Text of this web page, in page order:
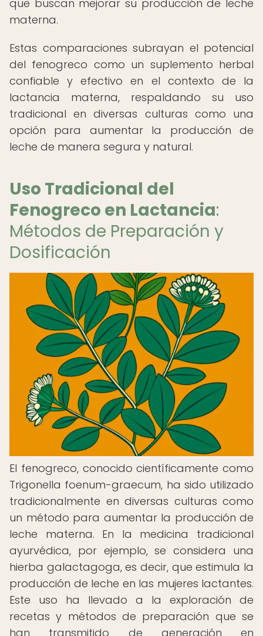
que buscan mejorar su producción de leche
materna.
Estas comparaciones subrayan el potencial
del fenogreco como un suplemento herbal
confiable y efectivo en el contexto de la
lactancia materna, respaldando su uso
tradicional en diversas culturas como una
opción para aumentar la producción de
leche de manera segura y natural.
Uso Tradicional del
Fenogreco en Lactancia:
Métodos de Preparación y
Dosificación
El fenogreco, conocido científicamente como
Trigonella foenum-graecum, ha sido utilizado
tradicionalmente en diversas culturas como
un método para aumentar la producción de
leche materna. En la medicina tradicional
ayurvédica, por ejemplo, se considera una
hierba galactagoga, es decir, que estimula la
producción de leche en las mujeres lactantes.
Este uso ha llevado a la exploración de
recetas y métodos de preparación que se
han transmitido de generación en